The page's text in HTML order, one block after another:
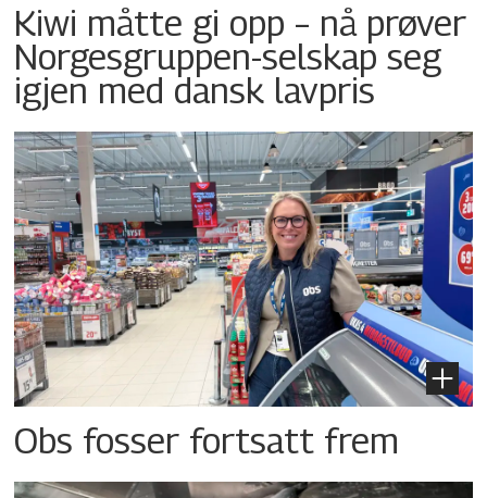
Kiwi måtte gi opp – nå prøver
Norgesgruppen-selskap seg
igjen med dansk lavpris
Obs fosser fortsatt frem